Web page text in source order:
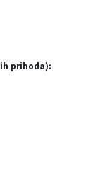
prihoda):